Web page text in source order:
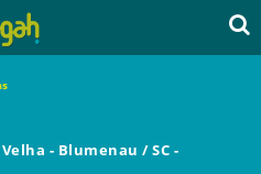
Velha - Blumenau /SC -